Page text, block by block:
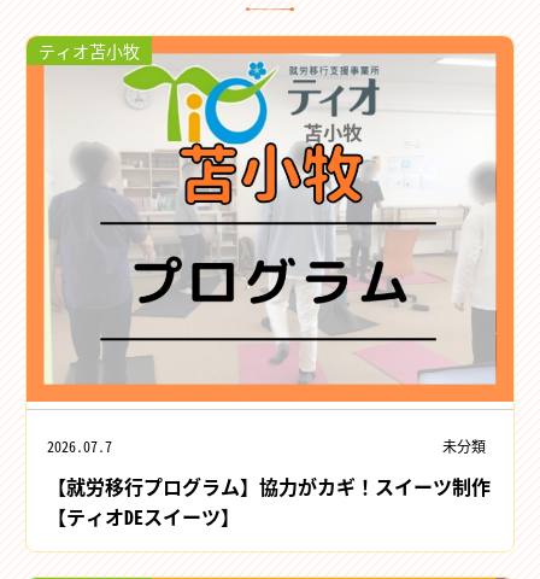
ティオ苫小牧
2026.07.7 未分類
【就労移行プログラム】協力がカギ！スイーツ制作
【ティオDEスイーツ】